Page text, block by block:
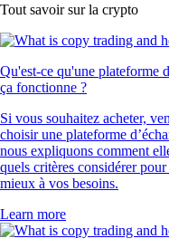
Tout savoir sur la crypto
Qu'est-ce qu'une plateforme
ça fonctionne ?
Si vous souhaitez acheter,
choisir une plateforme
nous expliquons comment
quels critères considérer
mieux à vos besoins.
Learn more